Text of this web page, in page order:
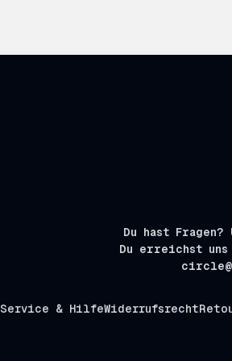
Du hast
Du erreichst uns
Service & HilfeWiderrufsrecht